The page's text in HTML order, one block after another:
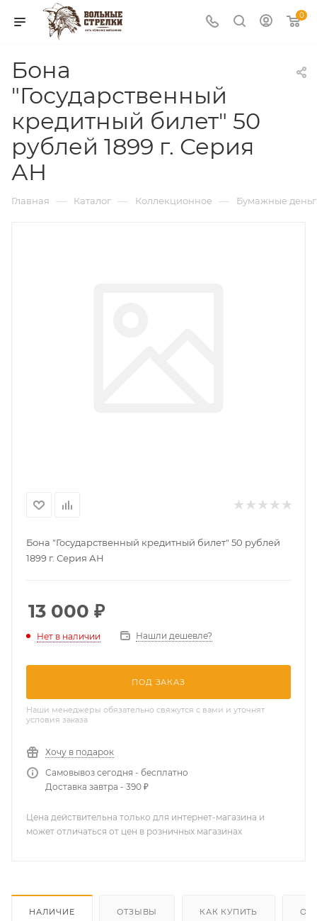
0
Бона
"Государственный
кредитный билет" 50
рублей 1899 г. Серия
АН
Главная — Каталог — Коллекционное — Бумажные
Бона "Государственный кредитный билет" 50 рублей
1899 г. Серия АН
13 000 ₽
Нет в наличии Нашли дешевле?
ПОД ЗАКАЗ
Наши менеджеры обязательно свяжутся с вами и уточнят
условия заказа
Хочу в подарок
Самовывоз сегодня - бесплатно
Доставка завтра - 390 ₽
Цена действительна только для интернет-магазина и
может отличаться от цен в розничных магазинах
НАЛИЧИЕ ОТЗЫВЫ КАК КУПИТЬ